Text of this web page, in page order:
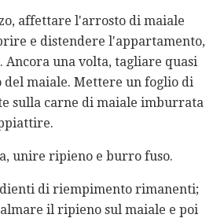
affettare l'arrosto di maiale
e distendere l'appartamento,
una volta, tagliare quasi
del maiale. Mettere un foglio di
sulla carne di maiale imburrata
unire ripieno e burro fuso.
di riempimento rimanenti;
il ripieno sul maiale e poi